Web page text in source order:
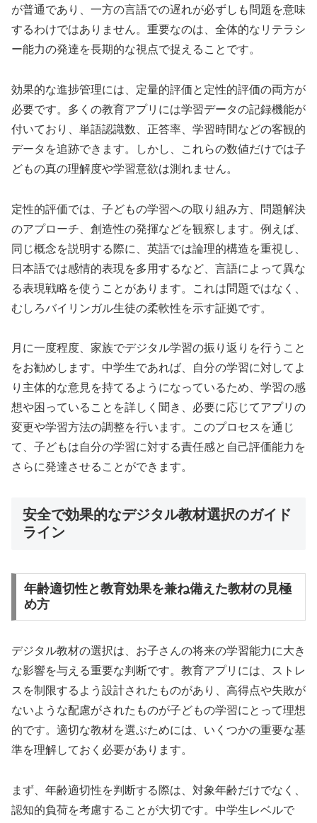
が普通であり、一方の言語での遅れが必ずしも問題を意味
するわけではありません。重要なのは、全体的なリテラシ
ー能力の発達を長期的な視点で捉えることです。
効果的な進捗管理には、定量的評価と定性的評価の両方が
必要です。多くの教育アプリには学習データの記録機能が
付いており、単語認識数、正答率、学習時間などの客観的
データを追跡できます。しかし、これらの数値だけでは子
どもの真の理解度や学習意欲は測れません。
定性的評価では、子どもの学習への取り組み方、問題解決
のアプローチ、創造性の発揮などを観察します。例えば、
同じ概念を説明する際に、英語では論理的構造を重視し、
日本語では感情的表現を多用するなど、言語によって異な
る表現戦略を使うことがあります。これは問題ではなく、
むしろバイリンガル生徒の柔軟性を示す証拠です。
月に一度程度、家族でデジタル学習の振り返りを行うこと
をお勧めします。中学生であれば、自分の学習に対してよ
り主体的な意見を持てるようになっているため、学習の感
想や困っていることを詳しく聞き、必要に応じてアプリの
変更や学習方法の調整を行います。このプロセスを通じ
て、子どもは自分の学習に対する責任感と自己評価能力を
さらに発達させることができます。
安全で効果的なデジタル教材選択のガイド
ライン
年齢適切性と教育効果を兼ね備えた教材の見極
め方
デジタル教材の選択は、お子さんの将来の学習能力に大き
な影響を与える重要な判断です。教育アプリには、ストレ
スを制限するよう設計されたものがあり、高得点や失敗が
ないような配慮がされたものが子どもの学習にとって理想
的です。適切な教材を選ぶためには、いくつかの重要な基
準を理解しておく必要があります。
まず、年齢適切性を判断する際は、対象年齢だけでなく、
認知的負荷を考慮することが大切です。中学生レベルで